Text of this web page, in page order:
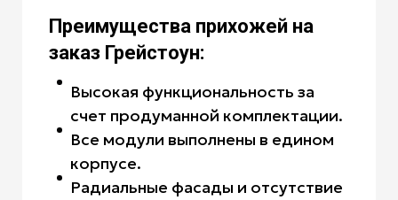
Преимущества прихожей на
заказ Грейстоун:
Высокая функциональность за
счет продуманной комплектации.
Все модули выполнены в едином
корпусе.
Радиальные фасады и отсутствие